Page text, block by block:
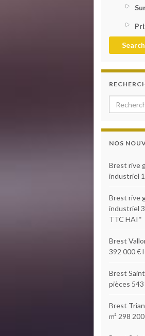
NOS
Brest rive
industriel
Brest rive
industriel
TTC HAI*
Brest
392 000 €
Brest
pièces
Brest
m² 298